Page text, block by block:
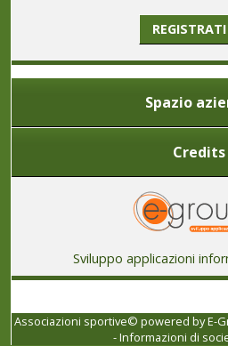
Spazio
Credits
Sviluppo applicazioni
Associazioni sportive© powered byE-
-Informazioni di